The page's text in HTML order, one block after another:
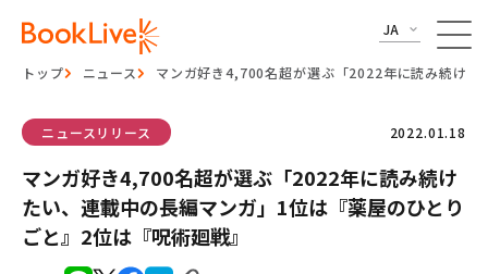
JA
トップ ニュース マンガ好き4,700名超が選ぶ「2022年に読み続け
ニュースリリース 2022.01.18
マンガ好き4,700名超が選ぶ「2022年に読み続け
たい、連載中の長編マンガ」1位は『薬屋のひとり
ごと』2位は『呪術廻戦』